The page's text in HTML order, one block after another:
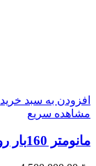
افزودن به سبد خرید
مشاهده سریع
مانومتر 160بار روغنی ایستاده صفحه 6سانت